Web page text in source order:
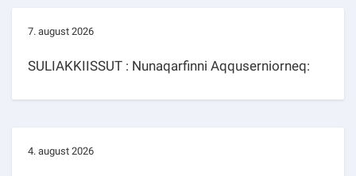
7. august 2026
SULIAKKIISSUT : Nunaqarfinni Aqquserniorneq:
4. august 2026